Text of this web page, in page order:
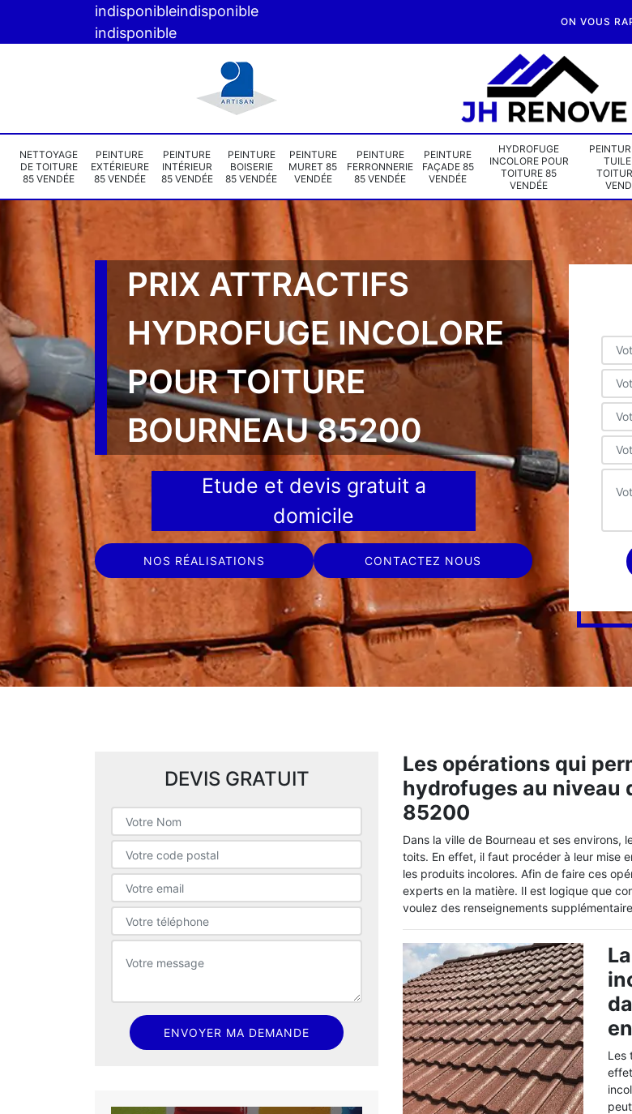
indisponibleindisponible
indisponible
ON VOUS
NETTOYAGE
DE TOITURE
85 VENDÉE
PEINTURE
EXTÉRIEURE
85 VENDÉE
PEINTURE
INTÉRIEUR
85 VENDÉE
PEINTURE
BOISERIE
85 VENDÉE
PEINTURE
MURET 85
VENDÉE
PEINTURE
FERRONNERIE
85 VENDÉE
PEINTURE
FAÇADE 85
VENDÉE
HYDROFUGE
INCOLORE POUR
TOITURE 85
VENDÉE
PRIX ATTRACTIFS
HYDROFUGE INCOLORE
POUR TOITURE
BOURNEAU 85200
Etude et devis gratuit a
domicile
NOS RÉALISATIONS CONTACTEZ NOUS
DEVIS GRATUIT
Les opérations qui
hydrofuges au niveau
85200
Dans la ville de Bourneau et ses
toits. En effet, il faut procéder à leur mise
les produits incolores. Afin de faire ces
experts en la matière. Il est logique que
voulez des renseignements
Les